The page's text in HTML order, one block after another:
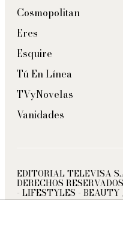
Cosmopolitan
Eres
Esquire
Tú En Línea
TVyNovelas
Vanidades
EDITORIAL TELEVISA
DERECHOS
- LIFESTYLES - BEAUTY